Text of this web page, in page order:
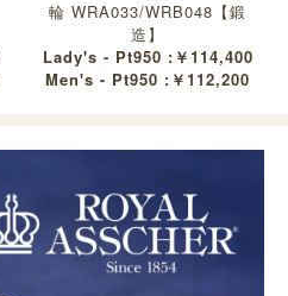
輪 WRA033/WRB048【鍛
造】
Lady's - Pt950 :￥114,400
Men's - Pt950 :￥112,200